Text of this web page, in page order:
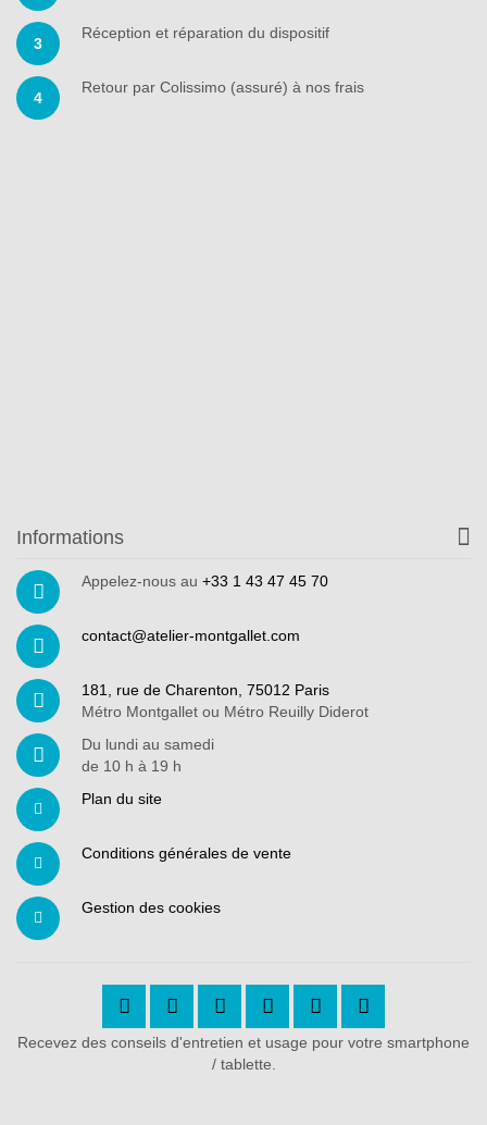
3
Réception et réparation du dispositif
4
Retour par Colissimo (assuré) à nos frais
Informations
Appelez-nous au +33 1 43 47 45 70
contact@atelier-montgallet.com
181, rue de Charenton, 75012 Paris
Métro Montgallet ou Métro Reuilly Diderot
Du lundi au samedi
de 10 h à 19 h
Plan du site
Conditions générales de vente
Gestion des cookies
Recevez des conseils d'entretien et usage pour votre smartphone
/ tablette.